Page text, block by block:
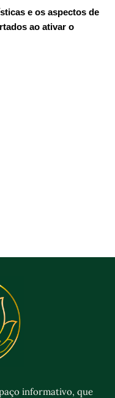
e os aspectos de
ao ativar o
informativo, que